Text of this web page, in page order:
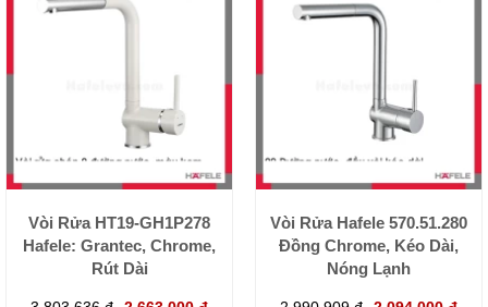
Vòi Rửa HT19-GH1P278
Hafele: Grantec, Chrome,
Rút Dài
Vòi Rửa Hafele 570.51.280
Đồng Chrome, Kéo Dài,
Nóng Lạnh